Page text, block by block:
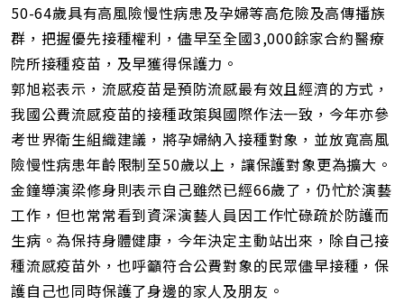
50-64歲具有高風險慢性病患及孕婦等高危險及高傳播族
群，把握優先接種權利，儘早至全國3,000餘家合約醫療
院所接種疫苗，及早獲得保護力。
郭旭崧表示，流感疫苗是預防流感最有效且經濟的方式，
我國公費流感疫苗的接種政策與國際作法一致，今年亦參
考世界衛生組織建議，將孕婦納入接種對象，並放寬高風
險慢性病患年齡限制至50歲以上，讓保護對象更為擴大。
金鐘導演梁修身則表示自己雖然已經66歲了，仍忙於演藝
工作，但也常常看到資深演藝人員因工作忙碌疏於防護而
生病。為保持身體健康，今年決定主動站出來，除自己接
種流感疫苗外，也呼籲符合公費對象的民眾儘早接種，保
護自己也同時保護了身邊的家人及朋友。